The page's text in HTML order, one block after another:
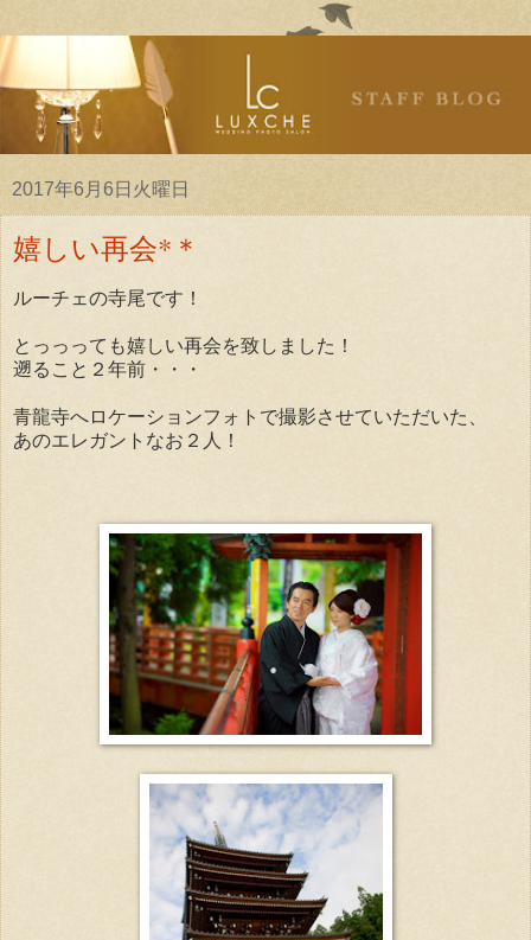
2017年6月6日火曜日
嬉しい再会*＊
ルーチェの寺尾です！
とっっっても嬉しい再会を致しました！
遡ること２年前・・・
青龍寺へロケーションフォトで撮影させていただいた、
あのエレガントなお２人！